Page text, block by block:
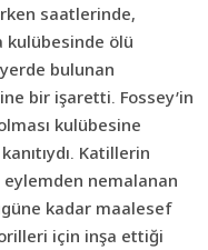
saatlerinde,
kulübesinde ölü
bulunan
bir işaretti. Fossey’in
kulübesine
Katillerin
eylemden nemalanan
kadar maalesef
için inşa ettiği